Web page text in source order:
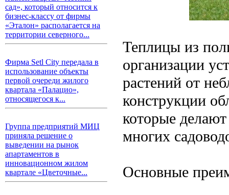
сад», который относится к
бизнес-классу от фирмы
«Эталон» располагается на
территории северного...
Фирма Setl City передала в
использование объекты
первой очереди жилого
квартала «Палацио»,
относящегося к...
Группа предприятий МИЦ
приняла решение о
выведении на рынок
апартаментов в
инновационном жилом
квартале «Цветочные...
Теплицы из
организации
растений от
конструкции
которые
многих
Основные